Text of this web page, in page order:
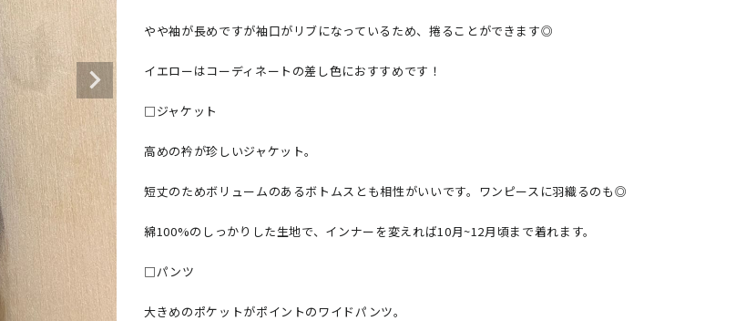
やや袖が長めですが袖口がリブになっているため、捲ることができます◎
イエローはコーディネートの差し色におすすめです！
□ジャケット
高めの衿が珍しいジャケット。
短丈のためボリュームのあるボトムスとも相性がいいです。ワンピースに羽織るのも◎
綿100%のしっかりした生地で、インナーを変えれば10月~12月頃まで着れます。
□パンツ
大きめのポケットがポイントのワイドパンツ。